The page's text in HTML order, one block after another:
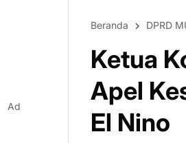
Beranda DPRD
Ketua
Apel
El Nino
Ad